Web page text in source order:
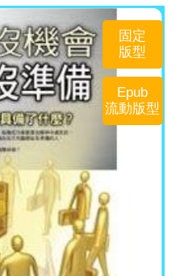
固定
版型
Epub
流動版型